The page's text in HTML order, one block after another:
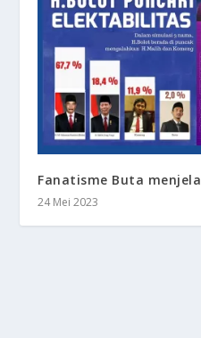
Fanatisme Buta
24 Mei 2023